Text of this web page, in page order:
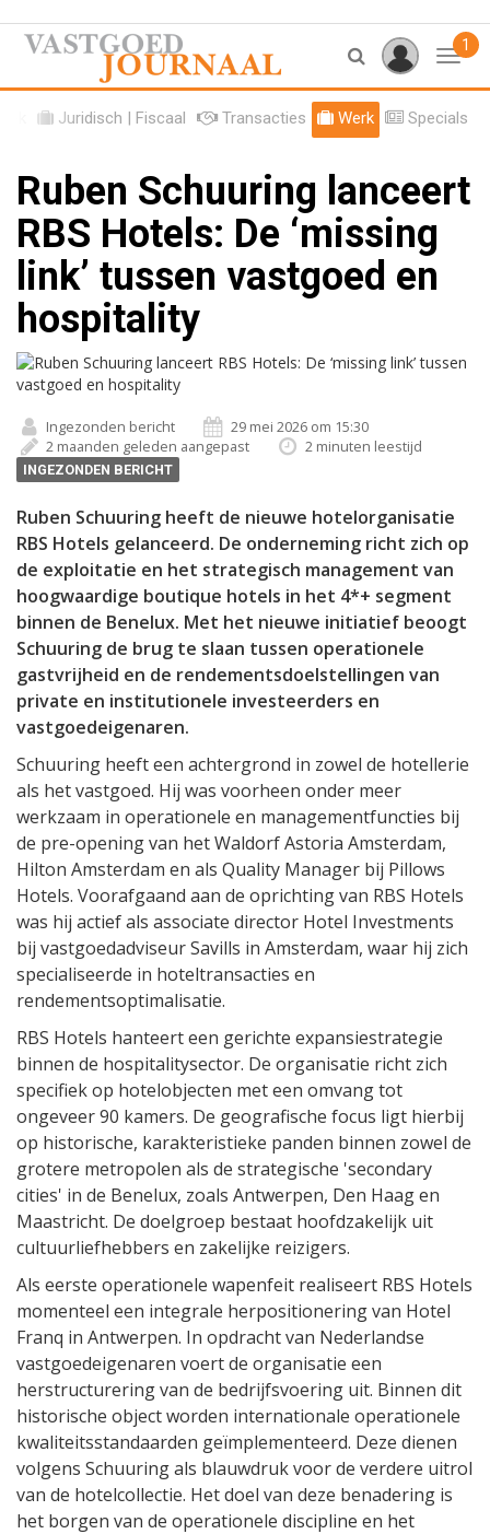
1
Juridisch | Fiscaal Transacties Werk Specials
Ruben Schuuring lanceert
RBS Hotels: De ‘missing
link’ tussen vastgoed en
hospitality
Ingezonden bericht
29 mei 2026 om 15:30
2 maanden geleden aangepast
2 minuten leestijd
INGEZONDEN BERICHT
Ruben Schuuring heeft de nieuwe hotelorganisatie
RBS Hotels gelanceerd. De onderneming richt zich op
de exploitatie en het strategisch management van
hoogwaardige boutique hotels in het 4*+ segment
binnen de Benelux. Met het nieuwe initiatief beoogt
Schuuring de brug te slaan tussen operationele
gastvrijheid en de rendementsdoelstellingen van
private en institutionele investeerders en
vastgoedeigenaren.
Schuuring heeft een achtergrond in zowel de hotellerie
als het vastgoed. Hij was voorheen onder meer
werkzaam in operationele en managementfuncties bij
de pre-opening van het Waldorf Astoria Amsterdam,
Hilton Amsterdam en als Quality Manager bij Pillows
Hotels. Voorafgaand aan de oprichting van RBS Hotels
was hij actief als associate director Hotel Investments
bij vastgoedadviseur Savills in Amsterdam, waar hij zich
specialiseerde in hoteltransacties en
rendementsoptimalisatie.
RBS Hotels hanteert een gerichte expansiestrategie
binnen de hospitalitysector. De organisatie richt zich
specifiek op hotelobjecten met een omvang tot
ongeveer 90 kamers. De geografische focus ligt hierbij
op historische, karakteristieke panden binnen zowel de
grotere metropolen als de strategische 'secondary
cities' in de Benelux, zoals Antwerpen, Den Haag en
Maastricht. De doelgroep bestaat hoofdzakelijk uit
cultuurliefhebbers en zakelijke reizigers.
Als eerste operationele wapenfeit realiseert RBS Hotels
momenteel een integrale herpositionering van Hotel
Franq in Antwerpen. In opdracht van Nederlandse
vastgoedeigenaren voert de organisatie een
herstructurering van de bedrijfsvoering uit. Binnen dit
historische object worden internationale operationele
kwaliteitsstandaarden geïmplementeerd. Deze dienen
volgens Schuuring als blauwdruk voor de verdere uitrol
van de hotelcollectie. Het doel van deze benadering is
het borgen van de operationele discipline en het